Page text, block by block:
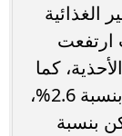
الغذائية
كما
سجل الإيجار الفعلي للمسكن زيادة بنسبة 2.6%،
بنسبة